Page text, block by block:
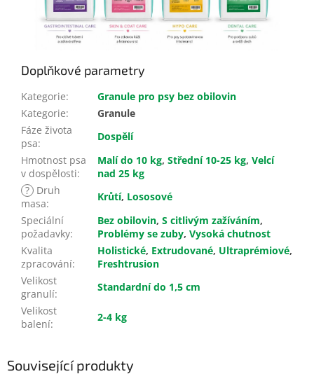
Doplňkové parametry
Kategorie:
Granule pro psy bez obilovin
Kategorie:
Granule
Fáze života
psa:
Dospělí
Hmotnost psa
v dospělosti:
Malí do 10 kg, Střední 10-25 kg, Velcí
nad 25 kg
? Druh
masa:
Krůtí, Lososové
Speciální
požadavky:
Bez obilovin, S citlivým zažíváním,
Problémy se zuby, Vysoká chutnost
Kvalita
zpracování:
Holistické, Extrudované, Ultraprémiové,
Freshtrusion
Velikost
granulí:
Standardní do 1,5 cm
Velikost
balení:
2-4 kg
Související produkty